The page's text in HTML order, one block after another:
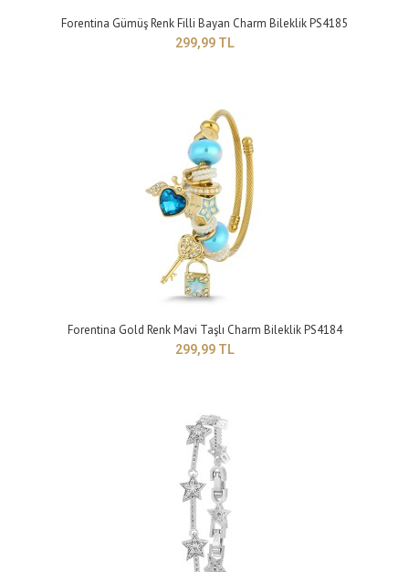
Forentina Bayan Siyah Deri Örgü Bileklik PS4189
299,99 TL
Model : Rose Metal-Siyah Deri Örgü BileklikYapısı: ÇelikBoyu : 24 cmTakı
setleri, birçok giyim..
Forentina Gümüş Renk Filli Bayan Charm Bileklik PS4185
299,99 TL
Forentina Gold Renk Mavi Taşlı Charm Bileklik PS4184
299,99 TL